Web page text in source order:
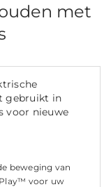
met
gebruikt in
voor nieuwe
beweging van
voor uw